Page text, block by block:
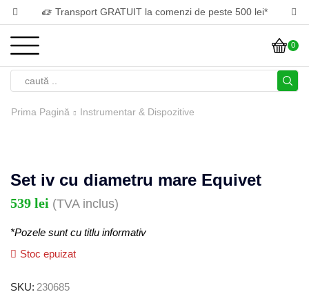
Transport GRATUIT la comenzi de peste 500 lei*
0
Prima Pagină Instrumentar & Dispozitive
Set iv cu diametru mare Equivet
539 lei (TVA inclus)
*Pozele sunt cu titlu informativ
Stoc epuizat
SKU: 230685